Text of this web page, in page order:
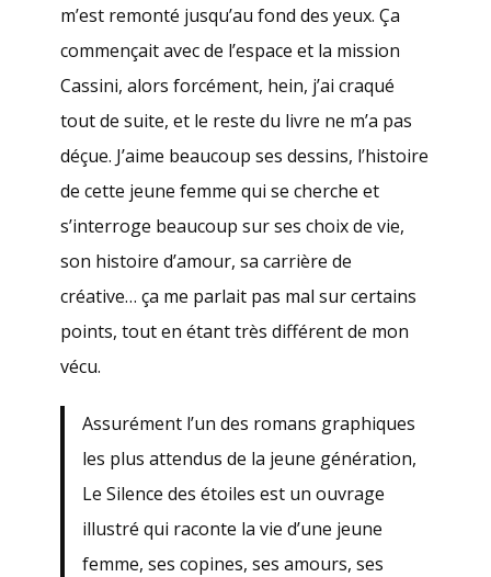
m’est remonté jusqu’au fond des yeux. Ça
commençait avec de l’espace et la mission
Cassini, alors forcément, hein, j’ai craqué
tout de suite, et le reste du livre ne m’a pas
déçue. J’aime beaucoup ses dessins, l’histoire
de cette jeune femme qui se cherche et
s’interroge beaucoup sur ses choix de vie,
son histoire d’amour, sa carrière de
créative… ça me parlait pas mal sur certains
points, tout en étant très différent de mon
vécu.
Assurément l’un des romans graphiques
les plus attendus de la jeune génération,
Le Silence des étoiles est un ouvrage
illustré qui raconte la vie d’une jeune
femme, ses copines, ses amours, ses